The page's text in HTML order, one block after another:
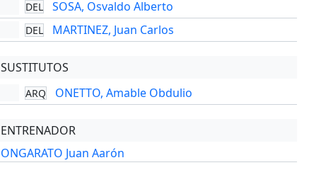
DEL SOSA, Osvaldo Alberto
DEL MARTINEZ, Juan Carlos
SUSTITUTOS
ARQ ONETTO, Amable Obdulio
ENTRENADOR
ONGARATO Juan Aarón